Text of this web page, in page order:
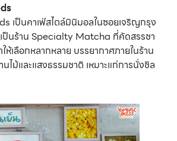
เป็นคาเฟ่สไตล์มินิมอลในซอยเจริญกรุง
ป็นร้าน Specialty Matcha ที่คัดสรรชา
ห้เลือกหลากหลาย บรรยากาศภายในร้าน
ม้และแสงธรรมชาติ เหมาะแก่การนั่งชิล